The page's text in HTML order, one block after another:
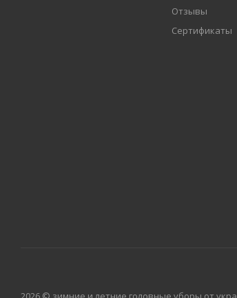
Отзывы
Сертификаты